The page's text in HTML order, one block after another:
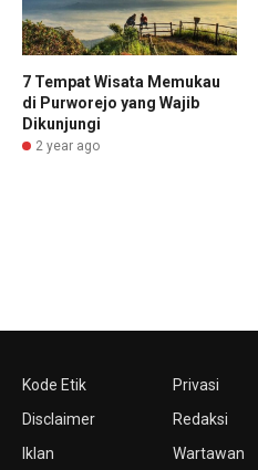
7 Tempat Wisata Memukau
di Purworejo yang Wajib
Dikunjungi
2 year ago
Kode Etik
Disclaimer
Iklan
Privasi
Redaksi
Wartawan